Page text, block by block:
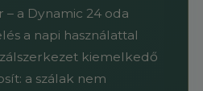
a Dynamic 24 oda
a napi használattal
kiemelkedő
a szálak nem